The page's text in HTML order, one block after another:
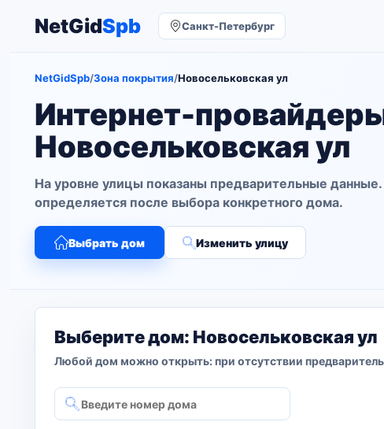
NetGidSpb Санкт-Петербург
NetGidSpb/Зона покрытия/Новосельковская ул
Интернет-
Новосельковская ул
На уровне улицы показаны предварительные данные.
определяется после выбора конкретного дома.
Выбрать дом Изменить улицу
Выберите дом: Новосельковская ул
Любой дом можно открыть: при отсутствии